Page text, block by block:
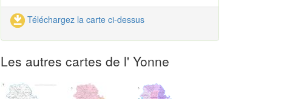
Téléchargez la carte ci-dessus
Les autres cartes de l' Yonne